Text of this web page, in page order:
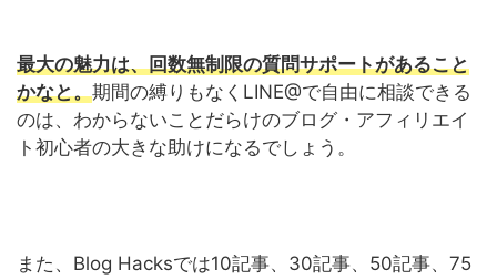
最大の魅力は、回数無制限の質問サポートがあること
かなと。期間の縛りもなくLINE@で自由に相談できる
のは、わからないことだらけのブログ・アフィリエイ
ト初心者の大きな助けになるでしょう。
また、Blog Hacksでは10記事、30記事、50記事、75